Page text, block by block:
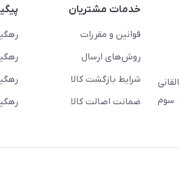
سوم
خدمات مشتریان
قوانین و مقررات
روش‌های ارسال
شرایط بازگشت کالا
ضمانت اصالت کالا